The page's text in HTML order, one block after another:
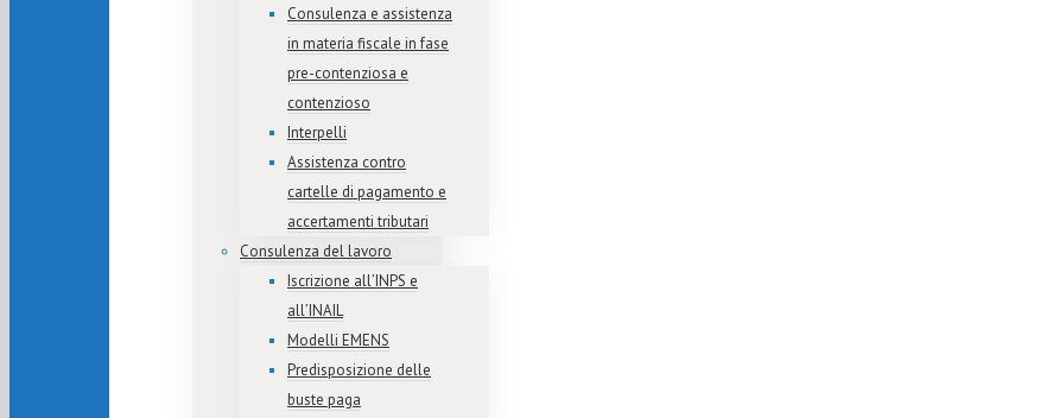
Consulenza e assistenza
in materia fiscale in fase
pre-contenziosa e
contenzioso
Interpelli
Assistenza contro
cartelle di pagamento e
accertamenti tributari
Consulenza del lavoro
Iscrizione all’INPS e
all’INAIL
Modelli EMENS
Predisposizione delle
buste paga